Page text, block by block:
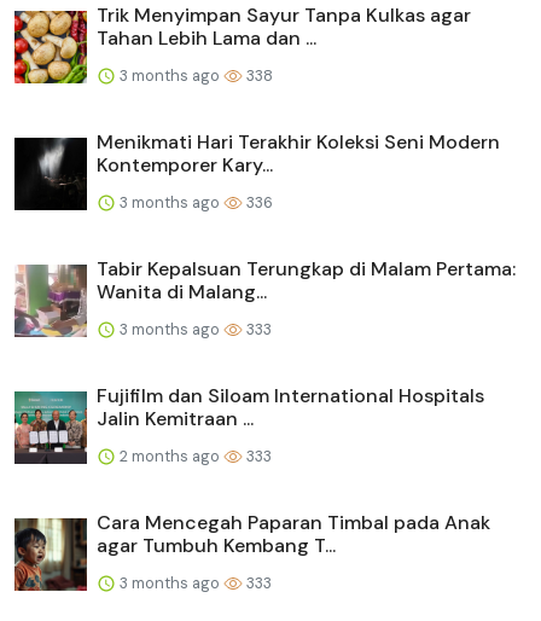
Trik Menyimpan Sayur Tanpa Kulkas agar
Tahan Lebih Lama dan ...
3 months ago 338
Menikmati Hari Terakhir Koleksi Seni Modern
Kontemporer Kary...
3 months ago 336
Tabir Kepalsuan Terungkap di Malam Pertama:
Wanita di Malang...
3 months ago 333
Fujifilm dan Siloam International Hospitals
Jalin Kemitraan ...
2 months ago 333
Cara Mencegah Paparan Timbal pada Anak
agar Tumbuh Kembang T...
3 months ago 333